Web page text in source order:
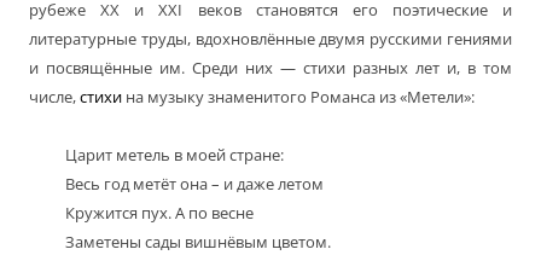
рубеже ХХ и XXI веков становятся его поэтические и
литературные труды, вдохновлённые двумя русскими гениями
и посвящённые им. Среди них — стихи разных лет и, в том
числе,стихи на музыку знаменитого Романса из «Метели»:
Царит метель в моей стране:
Весь год метёт она – и даже летом
Кружится пух. А по весне
Заметены сады вишнёвым цветом.